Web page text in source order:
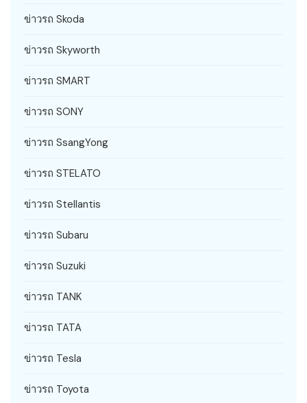
ข่าวรถ Skoda
ข่าวรถ Skyworth
ข่าวรถ SMART
ข่าวรถ SONY
ข่าวรถ SsangYong
ข่าวรถ STELATO
ข่าวรถ Stellantis
ข่าวรถ Subaru
ข่าวรถ Suzuki
ข่าวรถ TANK
ข่าวรถ TATA
ข่าวรถ Tesla
ข่าวรถ Toyota